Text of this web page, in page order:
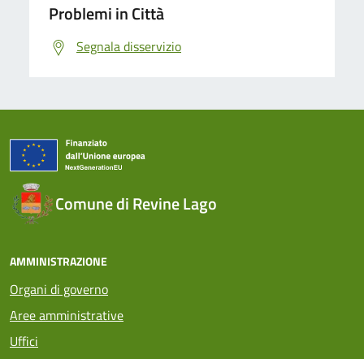
Problemi in Città
Segnala disservizio
Comune di Revine Lago
AMMINISTRAZIONE
Organi di governo
Aree amministrative
Uffici